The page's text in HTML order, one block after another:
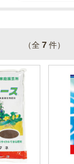
（全 7 件）